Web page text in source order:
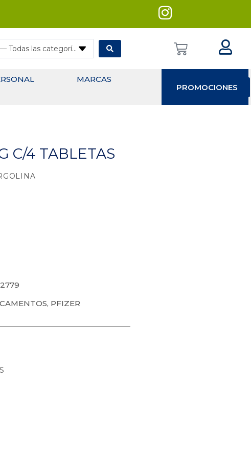
— Todas las categorías
MARCAS
PROMOCIONES
C/4 TABLETAS
, PFIZER